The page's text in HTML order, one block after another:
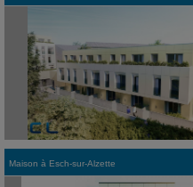
Maison à Esch-sur-Alzette